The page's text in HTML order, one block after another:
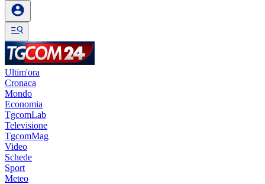
Ultim'ora
Cronaca
Mondo
Economia
TgcomLab
Televisione
TgcomMag
Video
Schede
Sport
Meteo